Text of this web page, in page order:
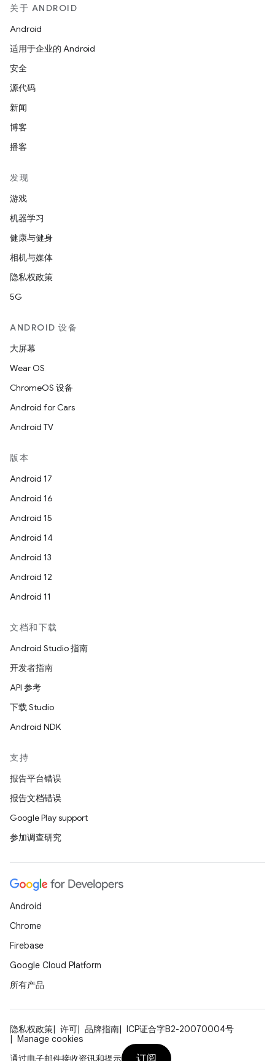
关于 ANDROID
Android
适用于企业的 Android
安全
源代码
新闻
博客
播客
发现
游戏
机器学习
健康与健身
相机与媒体
隐私权政策
5G
ANDROID 设备
大屏幕
Wear OS
ChromeOS 设备
Android for Cars
Android TV
版本
Android 17
Android 16
Android 15
Android 14
Android 13
Android 12
Android 11
文档和下载
Android Studio 指南
开发者指南
API 参考
下载 Studio
Android NDK
支持
报告平台错误
报告文档错误
Google Play support
参加调查研究
Android
Chrome
Firebase
Google Cloud Platform
所有产品
隐私权政策 许可 品牌指南
ICP证合字B2-20070004号
Manage cookies
通过电子邮件接收资讯和提示